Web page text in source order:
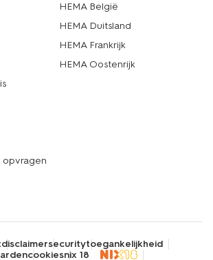
opvragen
HEMA België
HEMA Duitsland
HEMA Frankrijk
HEMA Oostenrijk
disclaimersecuritytoegankelijkheid
cookiesnix 18